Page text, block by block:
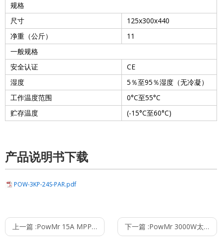
规格
尺寸
125x300x440
净重（公斤）
11
一般规格
安全认证
CE
湿度
5％至95％湿度（无冷凝）
工作温度范围
0°C至55°C
贮存温度
(-15°C至60°C)
产品说明书下载
POW-3KP-24S-PAR.pdf
上一篇 :PowMr 15A MPPT太阳能防水控制器，搭配LCD红外遥控可自动调节光，兼容铅酸电池 下一篇 :PowMr 3000W太阳能逆控一体机 24V 230VAC 50Hz / 60Hz混合逆变器